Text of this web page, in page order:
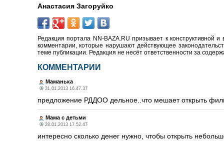
Анастасия Загоруйко
Редакция портала NN-BAZA.RU призывает к конструктивной
комментарии, которые нарушают действующее
теме публикации. Редакция не несёт ответственности за
КОММЕНТАРИИ
Маманька
31.01.2013 16.47.37
предложение РДДОО дельное..что мешает открыть
Мама с детьми
28.01.2013 17.52.47
интересно сколько денег нужно, чтобы открыть